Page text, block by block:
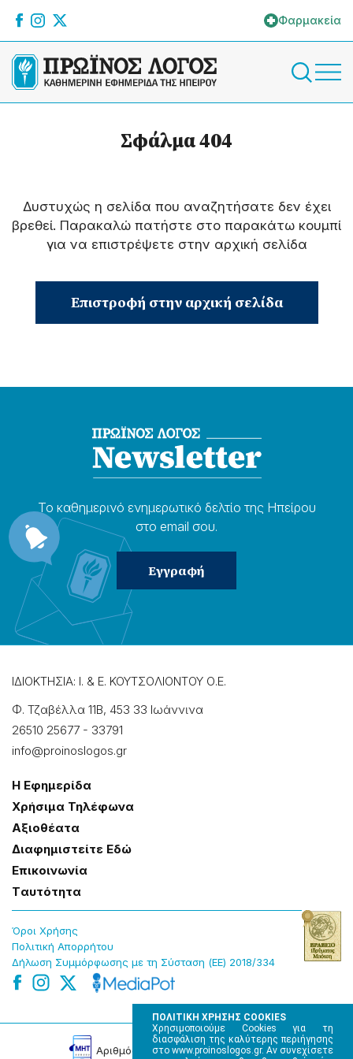
ΠΟΛΙΤΙΚΗ ΧΡΗΣΗΣ COOKIES
Χρησιμοποιούμε Cookies για τη
διασφάλιση της καλύτερης περιήγησης
στο www.proinoslogos.gr. Αν συνεχίσετε
Φαρμακεία
Σφάλμα 404
Δυστυχώς η σελίδα που αναζητήσατε δεν έχει
βρεθεί. Παρακαλώ πατήστε στο παρακάτω κουμπί
για να επιστρέψετε στην αρχική σελίδα
Επιστροφή στην αρχική σελίδα
Το καθημερɩνό ενημερωτɩκό δελτίο της Ηπείρου
στο email σου.
ΙΔΙΟΚΤΗΣΙΑ: Ι. & Ε. ΚΟΥΤΣΟΛΙΟΝΤΟΥ Ο.Ε.
Φ. Τζαβέλλα 11Β, 453 33 Ιωάννɩνα
26510 25677 - 33791
info@proinoslogos.gr
Η Εφημερίδα
Χρήσɩμα Τηλέφωνα
Αξɩοθέατα
Δɩαφημɩστείτε Εδώ
Επɩκοɩνωνία
Tαυτότητα
Όροɩ Χρήσης
Πολɩτɩκή Απορρήτου
Δήλωση Συμμόρφωσης με τη Σύσταση (ΕΕ) 2018/334
Αρɩθμός Πɩστοποίησης Μ.Η.Τ. 220242